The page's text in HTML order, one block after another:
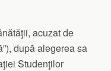
acuzat de
după alegerea sa
Studenţilor